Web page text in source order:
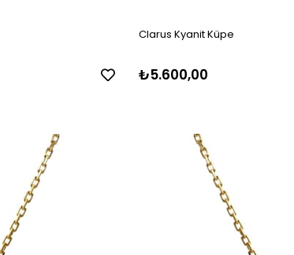
Clarus Kyanit Küpe
₺5.600,00